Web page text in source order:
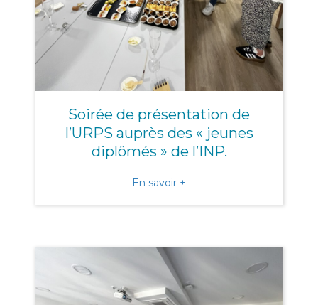
Soirée de présentation de
l’URPS auprès des « jeunes
diplômés » de l’INP.
En savoir +